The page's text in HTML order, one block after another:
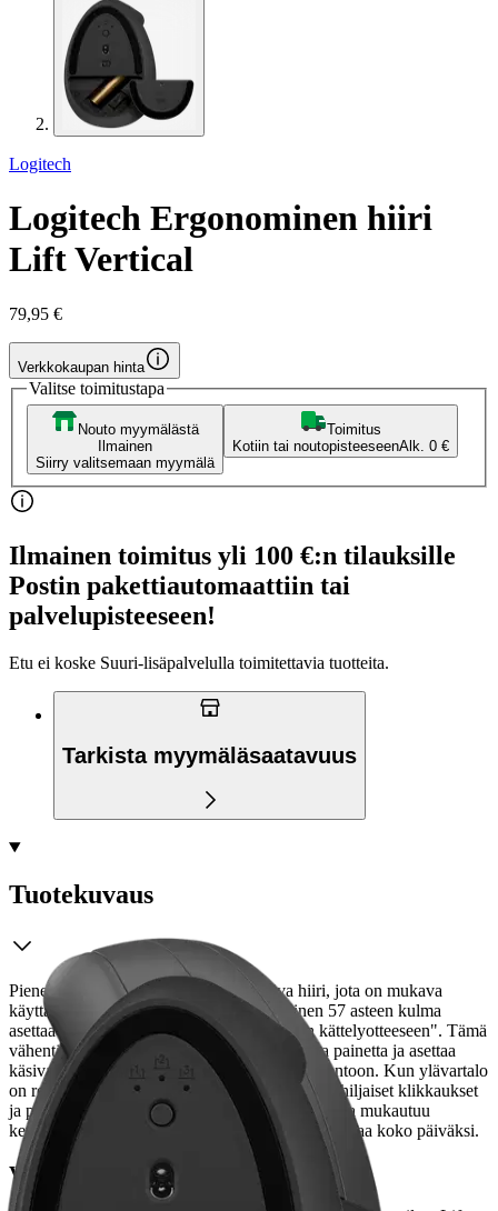
Logitech
Logitech Ergonominen hiiri
Lift Vertical
79,95 €
Verkkokaupan hinta
Valitse toimitustapa
Nouto myymälästä
Ilmainen
Siirry valitsemaan myymälä
Toimitus
Kotiin tai noutopisteeseenAlk. 0 €
Ilmainen toimitus yli 100 €:n tilauksille
Postin pakettiautomaattiin tai
palvelupisteeseen!
Etu ei koske Suuri‑lisäpalvelulla toimitettavia tuotteita.
Tarkista myymäläsaatavuus
Tuotekuvaus
Pieneen ja keskikokoiseen käteen sopiva hiiri, jota on mukava
käyttää koko päivän. Lift-hiiren ihanteellinen 57 asteen kulma
asettaa kätesi niin kutsuttuun "luonnolliseen kättelyotteeseen". Tämä
vähentää ranteeseen koko päivän kohdistuvaa painetta ja asettaa
käsivarren ja ylävartalon luonnollisempaan asentoon. Kun ylävartalo
on rennompi, voit keskittyä olennaiseen. Hiirenhiljaiset klikkaukset
ja pehmeästi liukuva, hiljainen vierityspyörä, joka mukautuu
kevyimpäänkin kosketukseen, antavat mielenrauhaa koko päiväksi.
Vertikaali on uusi pinkki